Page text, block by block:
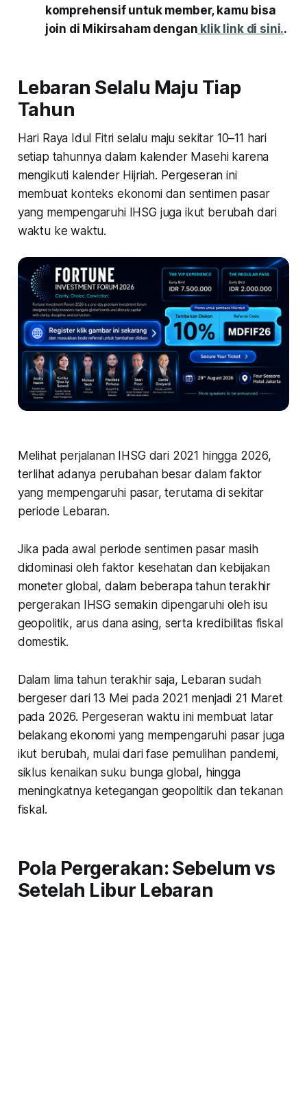
komprehensif untuk member, kamu bisa
join di Mikirsaham dengan klik link di sini..
Lebaran Selalu Maju Tiap
Tahun
Hari Raya Idul Fitri selalu maju sekitar 10–11 hari
setiap tahunnya dalam kalender Masehi karena
mengikuti kalender Hijriah. Pergeseran ini
membuat konteks ekonomi dan sentimen pasar
yang mempengaruhi IHSG juga ikut berubah dari
waktu ke waktu.
Melihat perjalanan IHSG dari 2021 hingga 2026,
terlihat adanya perubahan besar dalam faktor
yang mempengaruhi pasar, terutama di sekitar
periode Lebaran.
Jika pada awal periode sentimen pasar masih
didominasi oleh faktor kesehatan dan kebijakan
moneter global, dalam beberapa tahun terakhir
pergerakan IHSG semakin dipengaruhi oleh isu
geopolitik, arus dana asing, serta kredibilitas fiskal
domestik.
Dalam lima tahun terakhir saja, Lebaran sudah
bergeser dari 13 Mei pada 2021 menjadi 21 Maret
pada 2026. Pergeseran waktu ini membuat latar
belakang ekonomi yang mempengaruhi pasar juga
ikut berubah, mulai dari fase pemulihan pandemi,
siklus kenaikan suku bunga global, hingga
meningkatnya ketegangan geopolitik dan tekanan
fiskal.
Pola Pergerakan: Sebelum vs
Setelah Libur Lebaran